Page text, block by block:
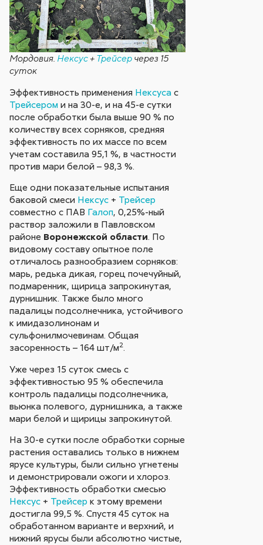
Мордовия. Нексус + Трейсер через 15
суток
Эффективность применения Нексуса с
Трейсером и на 30-е, и на 45-е сутки
после обработки была выше 90 % по
количеству всех сорняков, средняя
эффективность по их массе по всем
учетам составила 95,1 %, в частности
против мари белой – 98,3 %.
Еще одни показательные испытания
баковой смеси Нексус + Трейсер
совместно с ПАВ Галоп, 0,25%-ный
раствор заложили в Павловском
районе Воронежской области. По
видовому составу опытное поле
отличалось разнообразием сорняков:
марь, редька дикая, горец почечуйный,
подмаренник, щирица запрокинутая,
дурнишник. Также было много
падалицы подсолнечника, устойчивого
к имидазолинонам и
сульфонилмочевинам. Общая
засоренность – 164 шт/м2.
Уже через 15 суток смесь с
эффективностью 95 % обеспечила
контроль падалицы подсолнечника,
вьюнка полевого, дурнишника, а также
мари белой и щирицы запрокинутой.
На 30-е сутки после обработки сорные
растения оставались только в нижнем
ярусе культуры, были сильно угнетены
и демонстрировали ожоги и хлороз.
Эффективность обработки смесью
Нексус + Трейсер к этому времени
достигла 99,5 %. Спустя 45 суток на
обработанном варианте и верхний, и
нижний ярусы были абсолютно чистые,